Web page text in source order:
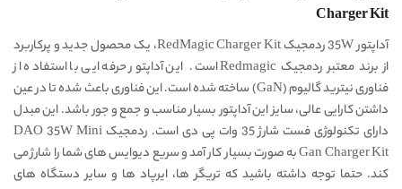
Charger Kit
آداپتور 35W ردمجیک RedMagic Charger Kit، یک محصول جدید و پرکاربرد
از برند معتبر ردمجیک Redmagic است. این آداپتور حرفه ایی با استفاده از
فناوری نیترید گالیوم (GaN) ساخته شده است. این فناوری باعث شده تا در عین
داشتن کارایی عالی، سایز این آداپتور بسیار مناسب و جمع و جور باشد. این مبدل
دارای تکنولوژی فست شارژ 35 وات پی دی است. ردمجیک DAO 35W Mini
Gan Charger Kit به صورت بسیار کار آمد و سریع دیوایس های شما را شارژ می
کند. حتما توجه داشته باشید که تریگر ها، ایرپاد ها و سایر دستگاه های